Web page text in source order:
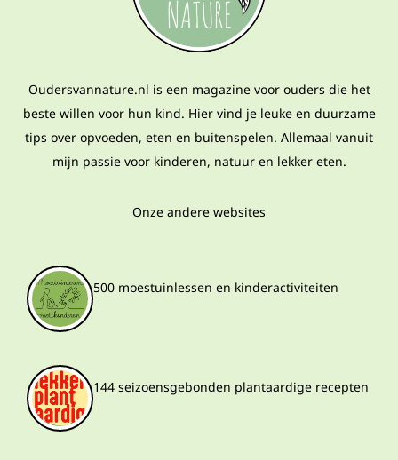
Oudersvannature.nl is een magazine voor ouders die het
beste willen voor hun kind. Hier vind je leuke en duurzame
tips over opvoeden, eten en buitenspelen. Allemaal vanuit
mijn passie voor kinderen, natuur en lekker eten.
Onze andere websites
500 moestuinlessen en kinderactiviteiten
144 seizoensgebonden plantaardige recepten